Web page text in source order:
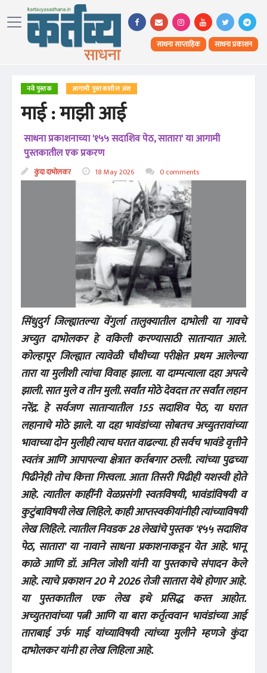
साधना साप्ताहिक साधना प्रकाशन
नवे पुस्तक आगामी पुस्तकातील अंश
माई : माझी आई
साधना प्रकाशनाच्या '१५५ सदाशिव पेठ, सातारा' या आगामी
पुस्तकातील एक प्रकरण
कुंदा दाभोलकर 18 May 2026 0 comments
सिंधुदुर्ग जिल्ह्यातल्या वेंगुर्ला तालुक्यातील दाभोली या गावचे
अच्युत दाभोलकर हे वकिली करण्यासाठी साताऱ्यात आले.
कोल्हापूर जिल्ह्यात त्यावेळी चौथीच्या परीक्षेत प्रथम आलेल्या
तारा या मुलीशी त्यांचा विवाह झाला. या दाम्पत्याला दहा अपत्ये
झाली. सात मुले व तीन मुली. सर्वांत मोठे देवदत्त तर सर्वांत लहान
नरेंद्र. हे सर्वजण साताऱ्यातील 155 सदाशिव पेठ, या घरात
लहानाचे मोठे झाले. या दहा भावंडांच्या सोबतच अच्युतरावांच्या
भावाच्या दोन मुलीही त्याच घरात वाढल्या. ही सर्वच भावंडे वृत्तीने
स्वतंत्र आणि आपापल्या क्षेत्रात कर्तबगार ठरली. त्यांच्या पुढच्या
पिढीनेही तोच कित्ता गिरवला. आता तिसरी पिढीही यशस्वी होते
आहे. त्यातील काहींनी वेळप्रसंगी स्वतःविषयी, भावंडांविषयी व
कुटुंबाविषयी लेख लिहिले. काही आप्तस्वकीयांनीही त्यांच्याविषयी
लेख लिहिले. त्यातील निवडक 28 लेखांचे पुस्तक '१५५ सदाशिव
पेठ, सातारा' या नावाने साधना प्रकाशनाकडून येत आहे. भानू
काळे आणि डॉ. अनिल जोशी यांनी या पुस्तकाचे संपादन केले
आहे. त्याचे प्रकाशन 20 मे 2026 रोजी सातारा येथे होणार आहे.
या पुस्तकातील एक लेख इथे प्रसिद्ध करत आहोत.
अच्युतरावांच्या पत्नी आणि या बारा कर्तृत्ववान भावंडांच्या आई
ताराबाई उर्फ माई यांच्याविषयी त्यांच्या मुलीने म्हणजे कुंदा
दाभोलकर यांनी हा लेख लिहिला आहे.